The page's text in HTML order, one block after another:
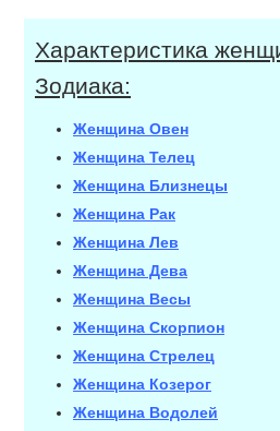
Характеристика
Зодиака:
Женщина Овен
Женщина Телец
Женщина Близнецы
Женщина Рак
Женщина Лев
Женщина Дева
Женщина Весы
Женщина Скорпион
Женщина Стрелец
Женщина Козерог
Женщина Водолей